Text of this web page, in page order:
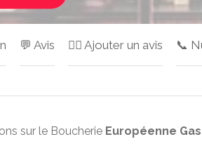
💬 Avis ✍🏻 Ajouter un avis 📞
sur le Boucherie Européenne